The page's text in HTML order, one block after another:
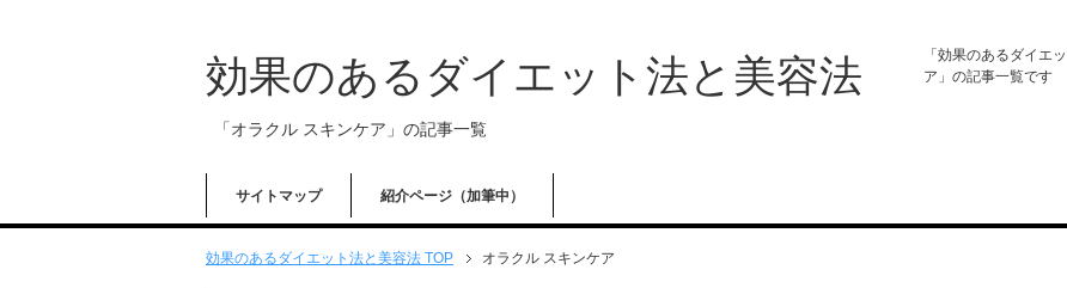
効果のあるダイエット法と美容法
「オラクル スキンケア」の記事一覧
「効果のあるダイエ
ア」の記事一覧です
サイトマップ 紹介ページ（加筆中）
効果のあるダイエット法と美容法 TOP オラクル スキンケア